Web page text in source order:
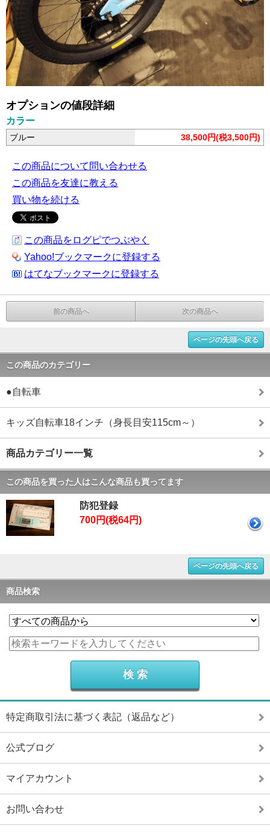
オプションの値段詳細
カラー
ブルー 38,500円(税3,500円)
この商品について問い合わせる
この商品を友達に教える
買い物を続ける
この商品をログピでつぶやく
Yahoo!ブックマークに登録する
はてなブックマークに登録する
前の商品へ 次の商品へ
ページの先頭へ戻る
この商品のカテゴリー
●自転車
キッズ自転車18インチ（身長目安115cm～）
商品カテゴリー一覧
この商品を買った人はこんな商品も買ってます
防犯登録
700円(税64円)
ページの先頭へ戻る
商品検索
特定商取引法に基づく表記（返品など）
公式ブログ
マイアカウント
お問い合わせ